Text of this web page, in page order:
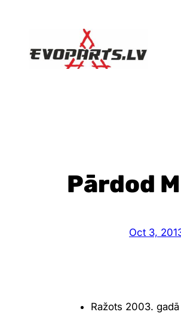
Pārdod
Oct 3,
Ražots 2003. gadā